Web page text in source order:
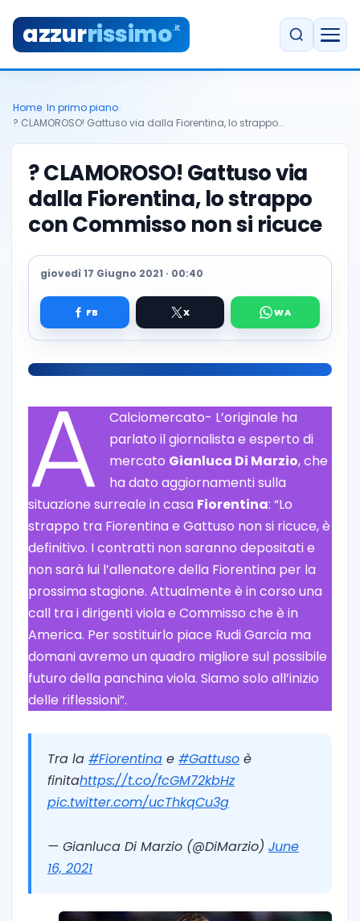
azzurrissimo.it
Home In primo piano
? CLAMOROSO! Gattuso via dalla Fiorentina, lo strappo…
? CLAMOROSO! Gattuso via
dalla Fiorentina, lo strappo
con Commisso non si ricuce
giovedì 17 Giugno 2021 · 00:40
A Calciomercato- L’originale ha
parlato il giornalista e esperto di
mercato Gianluca Di Marzio, che
ha dato aggiornamenti sulla
situazione surreale in casa Fiorentina: “Lo
strappo tra Fiorentina e Gattuso non si ricuce, è
definitivo. I contratti non saranno depositati e
non sarà lui l’allenatore della Fiorentina per la
prossima stagione. Attualmente è in corso una
call tra i dirigenti viola e Commisso che è in
America. Per sostituirlo piace Rudi Garcia ma
domani avremo un quadro migliore sul possibile
futuro della panchina viola. Siamo solo all’inizio
delle riflessioni”.
Tra la #Fiorentina e #Gattuso è
finitahttps://t.co/fcGM72kbHz
pic.twitter.com/ucThkqCu3g
— Gianluca Di Marzio (@DiMarzio) June
16, 2021